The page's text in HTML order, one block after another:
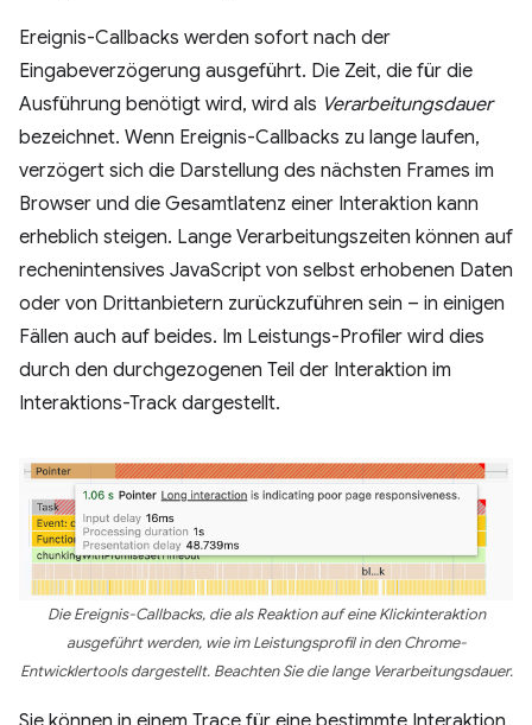
Ereignis-Callbacks werden sofort nach der
Eingabeverzögerung ausgeführt. Die Zeit, die für die
Ausführung benötigt wird, wird als Verarbeitungsdauer
bezeichnet. Wenn Ereignis-Callbacks zu lange laufen,
verzögert sich die Darstellung des nächsten Frames im
Browser und die Gesamtlatenz einer Interaktion kann
erheblich steigen. Lange Verarbeitungszeiten können auf
rechenintensives JavaScript von selbst erhobenen Daten
oder von Drittanbietern zurückzuführen sein – in einigen
Fällen auch auf beides. Im Leistungs-Profiler wird dies
durch den durchgezogenen Teil der Interaktion im
Interaktions-Track dargestellt.
Die Ereignis-Callbacks, die als Reaktion auf eine Klickinteraktion
ausgeführt werden, wie im Leistungsprofil in den Chrome-
Entwicklertools dargestellt. Beachten Sie die lange Verarbeitungsdauer.